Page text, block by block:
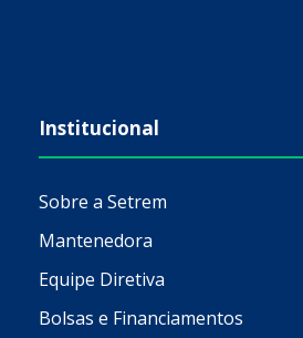
Institucional
Sobre a Setrem
Mantenedora
Equipe Diretiva
Bolsas e Financiamentos